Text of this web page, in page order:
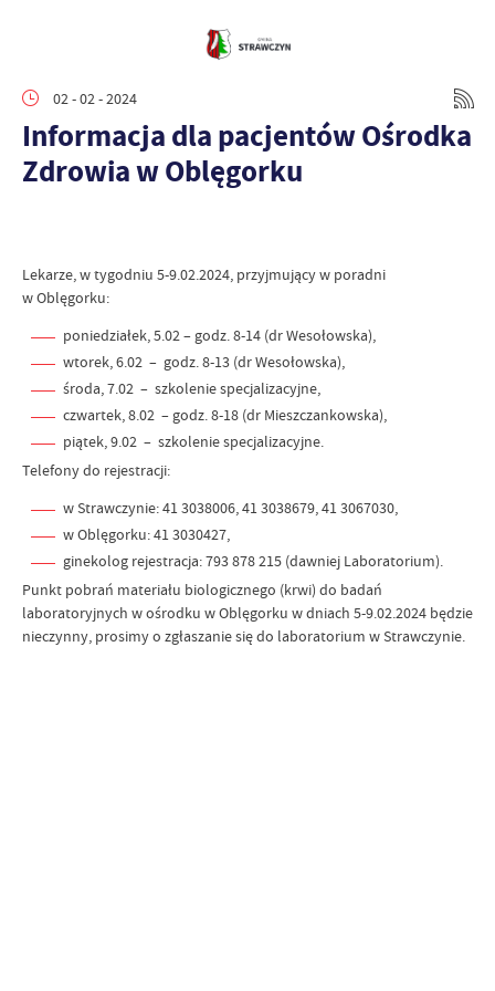
02 - 02 - 2024
Informacja dla pacjentów Ośrodka
Zdrowia w Oblęgorku
Lekarze, w tygodniu 5-9.02.2024, przyjmujący w poradni
w Oblęgorku:
poniedziałek, 5.02 – godz. 8-14 (dr Wesołowska),
wtorek, 6.02 – godz. 8-13 (dr Wesołowska),
środa, 7.02 – szkolenie specjalizacyjne,
czwartek, 8.02 – godz. 8-18 (dr Mieszczankowska),
piątek, 9.02 – szkolenie specjalizacyjne.
Telefony do rejestracji:
w Strawczynie: 41 3038006, 41 3038679, 41 3067030,
w Oblęgorku: 41 3030427,
ginekolog rejestracja: 793 878 215 (dawniej Laboratorium).
Punkt pobrań materiału biologicznego (krwi) do badań
laboratoryjnych w ośrodku w Oblęgorku w dniach 5-9.02.2024 będzie
nieczynny, prosimy o zgłaszanie się do laboratorium w Strawczynie.